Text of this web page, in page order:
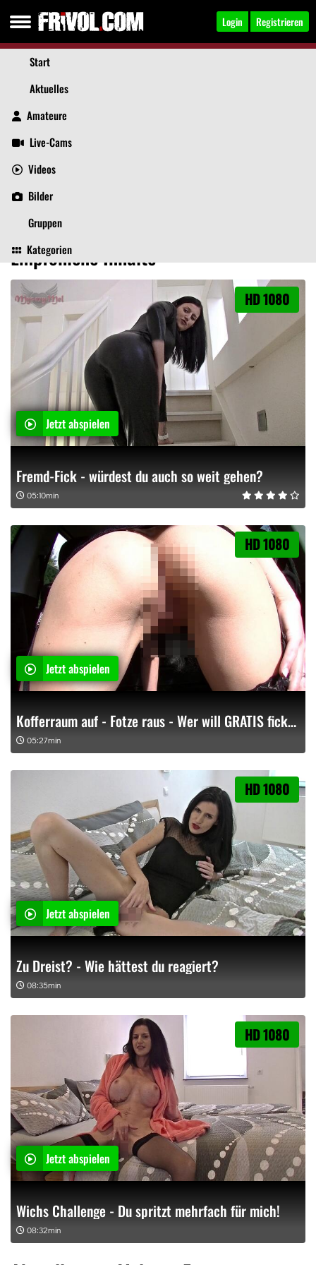
Login Registrieren
Start
Aktuelles
Amateure
Live-Cams
Videos
Bilder
Gruppen
Kategorien
Melanie-Fox
Empfohlene Inhalte
HD 1080
Jetzt abspielen
Fremd-Fick - würdest du auch so weit gehen?
05:10min
HD 1080
Jetzt abspielen
Kofferraum auf - Fotze raus - Wer will GRATIS ficken?
05:27min
HD 1080
Jetzt abspielen
Zu Dreist? - Wie hättest du reagiert?
08:35min
HD 1080
Jetzt abspielen
Wichs Challenge - Du spritzt mehrfach für mich!
08:32min